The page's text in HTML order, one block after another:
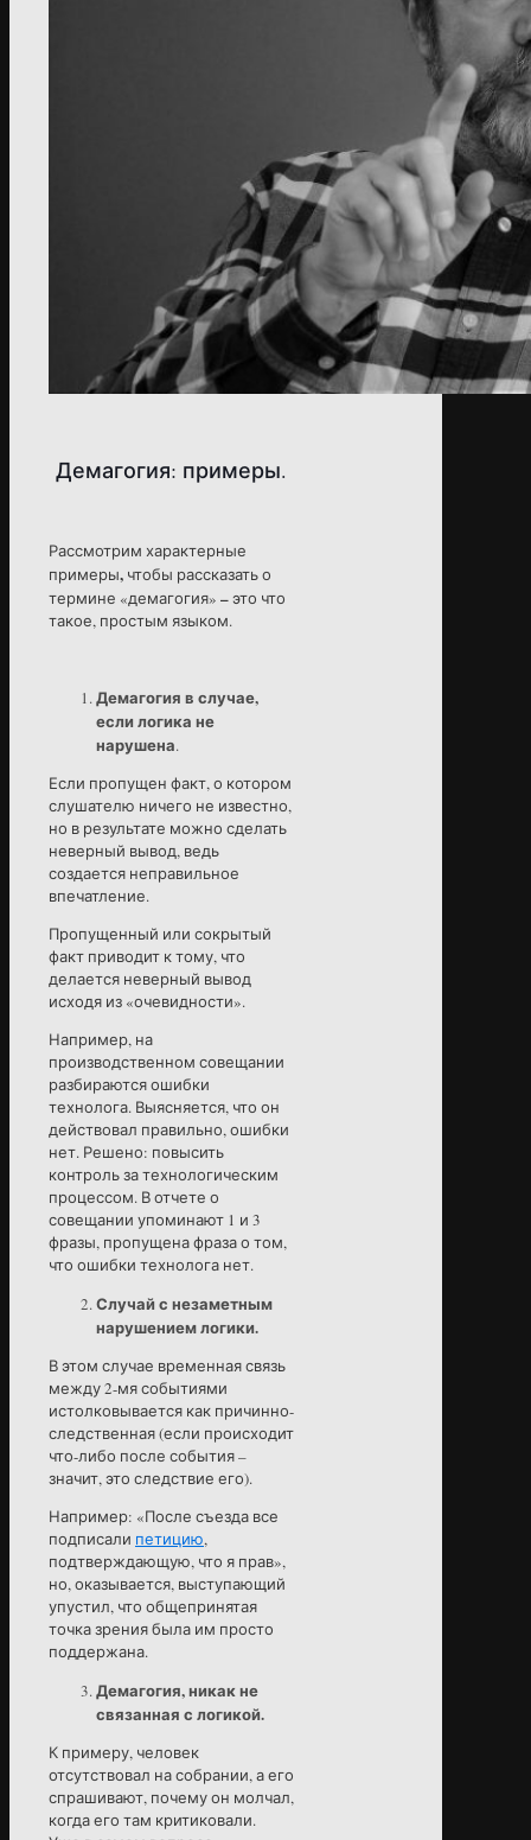
Демагогия: примеры.
Рассмотрим характерные
примеры, чтобы рассказать о
термине «демагогия» –это что
такое, простым языком.
Демагогия в случае,
если логика не
нарушена.
Если пропущен факт, о котором
слушателю ничего не известно,
но в результате можно сделать
неверный вывод, ведь
создается неправильное
впечатление.
Пропущенный или сокрытый
факт приводит к тому, что
делается неверный вывод
исходя из «очевидности».
Например, на
производственном совещании
разбираются ошибки
технолога. Выясняется, что он
действовал правильно, ошибки
нет. Решено: повысить
контроль за технологическим
процессом. В отчете о
совещании упоминают 1 и 3
фразы, пропущена фраза о том,
что ошибки технолога нет.
Случай с незаметным
нарушением логики.
В этом случае временная связь
между 2-мя событиями
истолковывается как причинно-
следственная (если происходит
что-либо после события –
значит, это следствие его).
Например: «После съезда все
подписали петицию,
подтверждающую, что я прав»,
но, оказывается, выступающий
упустил, что общепринятая
точка зрения была им просто
поддержана.
Демагогия, никак не
связанная с логикой.
К примеру, человек
отсутствовал на собрании, а его
спрашивают, почему он молчал,
когда его там критиковали.